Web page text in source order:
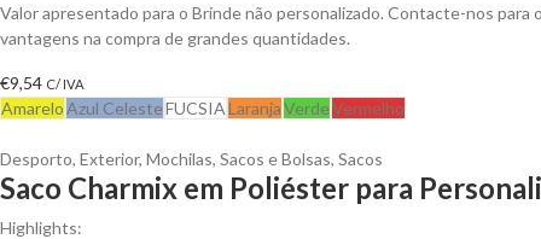
Valor apresentado para o Brinde não personalizado. Contacte-nos para
vantagens na compra de grandes quantidades.
€9,54 C/ IVA
AmareloAzul CelesteFUCSIALaranjaVerdeVermelho
Desporto, Exterior, Mochilas, Sacos e Bolsas, Sacos
Saco Charmix em Poliéster para
Highlights: